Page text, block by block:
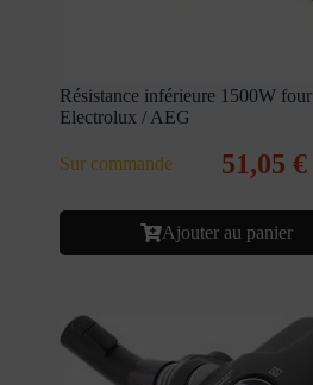
Résistance inférieure 1500W four
Electrolux / AEG
Sur commande 51,05 €
Ajouter au panier